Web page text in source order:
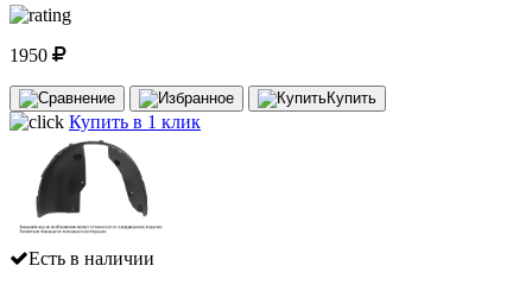
1950
Купить
Купить в 1 клик
Есть в наличии